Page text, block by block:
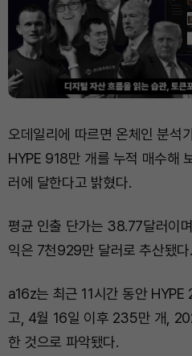
오데일리에 따르면 온체인 분석
HYPE 918만 개를 누적 매수해
러에 달한다고 밝혔다.
평균 인출 단가는 38.77달러이
익은 7천929만 달러로 추산됐다.
a16z는 최근 11시간 동안
고, 4월 16일 이후 235만 개,
한 것으로 파악됐다.